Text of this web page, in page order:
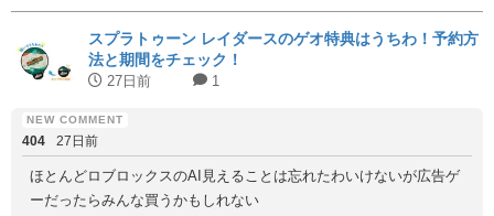
スプラトゥーン レイダースのゲオ特典はうちわ！予約方
法と期間をチェック！
27日前 1
404 27日前
ほとんどロブロックスのAI見えることは忘れたわいけないが広告ゲ
ーだったらみんな買うかもしれない